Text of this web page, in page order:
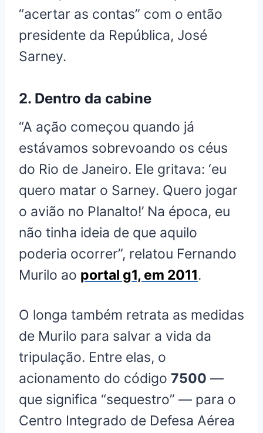
“acertar as contas” com o então
presidente da República, José
Sarney.
2. Dentro da cabine
“A ação começou quando já
estávamos sobrevoando os céus
do Rio de Janeiro. Ele gritava: ‘eu
quero matar o Sarney. Quero jogar
o avião no Planalto!’ Na época, eu
não tinha ideia de que aquilo
poderia ocorrer”, relatou Fernando
Murilo ao portal g1, em 2011.
O longa também retrata as medidas
de Murilo para salvar a vida da
tripulação. Entre elas, o
acionamento do código 7500 —
que significa “sequestro” — para o
Centro Integrado de Defesa Aérea